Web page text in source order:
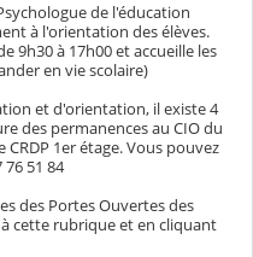
de l'éducation
à l'orientation des élèves.
9h30 à 17h00 et accueille les
en vie scolaire)
et d'orientation, il existe 4
des permanences au CIO du
1er étage. Vous pouvez
51 84
des Portes Ouvertes des
cette rubrique et en cliquant